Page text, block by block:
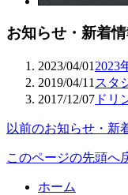
お知らせ・新着
2023/04/01 2023
2019/04/11 スタ
2017/12/07 ドリ
以前のお知らせ・新
このページの先頭へ
ホーム